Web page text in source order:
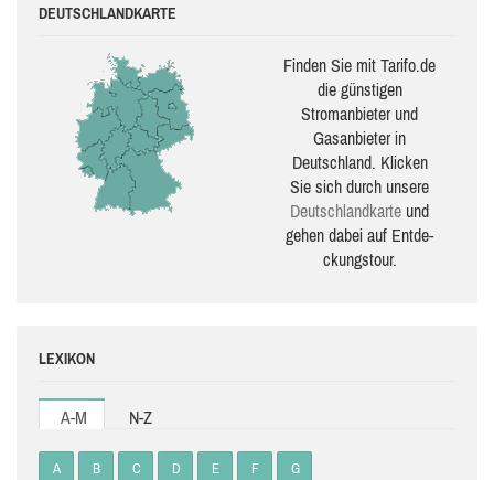
DEUTSCHLANDKARTE
Finden Sie mit Tarifo.de
die güns­ti­gen
Stromanbieter und
Gasanbieter in
Deutschland. Klicken
Sie sich durch unsere
Deutsch­land­karte und
gehen dabei auf Ent­de­
ckungs­tour.
LEXIKON
A-M N-Z
A B C D E F G